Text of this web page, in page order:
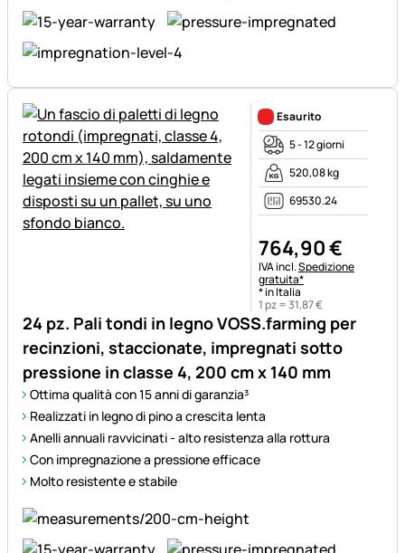
24 pz. Pali tondi in legno VOSS.farming per
recinzioni, staccionate, impregnati sotto
pressione in classe 4, 200 cm x 140 mm
Ottima qualità con 15 anni di garanzia³
Realizzati in legno di pino a crescita lenta
Anelli annuali ravvicinati - alto resistenza alla rottura
Con impregnazione a pressione efficace
Molto resistente e stabile
Esaurito
5 - 12 giorni
520,08 kg
69530.24
764,90€
Informazioni fiscali:
IVA incl.Spedizione
gratuita*
* in Italia
1 pz =31,87€